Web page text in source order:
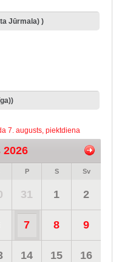
7. augusts, piektdiena
P S Sv
31 1 2
7 8 9
14 15 16